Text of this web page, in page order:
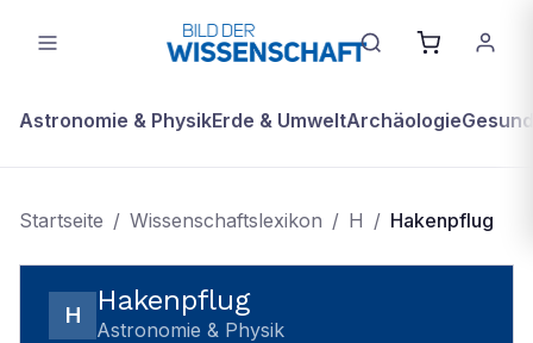
Astronomie & PhysikErde & UmweltArchäologie
Startseite / Wissenschaftslexikon / H / Hakenpflug
H Hakenpflug
Astronomie & Physik